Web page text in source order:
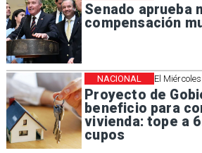
Senado aprueba
compensación
El
Proyecto de
beneficio para
vivienda: tope a
cupos
NACIONAL